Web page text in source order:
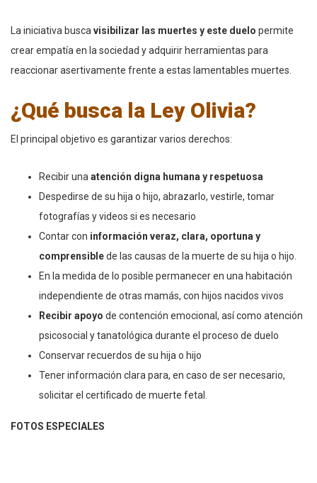
La iniciativa busca visibilizar las muertes y este duelo permite
crear empatía en la sociedad y adquirir herramientas para
reaccionar asertivamente frente a estas lamentables muertes.
¿Qué busca la Ley Olivia?
El principal objetivo es garantizar varios derechos:
Recibir una atención digna humana y respetuosa
Despedirse de su hija o hijo, abrazarlo, vestirle, tomar
fotografías y videos si es necesario
Contar con información veraz, clara, oportuna y
comprensiblede las causas de la muerte de su hija o hijo.
En la medida de lo posible permanecer en una habitación
independiente de otras mamás, con hijos nacidos vivos
Recibir apoyo de contención emocional, así como atención
psicosocial y tanatológica durante el proceso de duelo
Conservar recuerdos de su hija o hijo
Tener información clara para, en caso de ser necesario,
solicitar el certificado de muerte fetal.
FOTOS ESPECIALES